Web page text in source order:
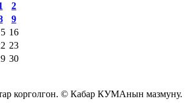
2
9
16
23
30
корголгон. © Кабар КУМАнын мазмуну.